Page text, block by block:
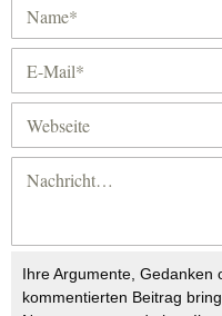
Ihre Argumente, Gedanken
kommentierten Beitrag